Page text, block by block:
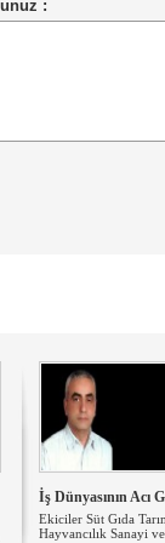
İş Dünyasının Acı
Ekiciler Süt Gıda
Hayvancılık Sanayi ve